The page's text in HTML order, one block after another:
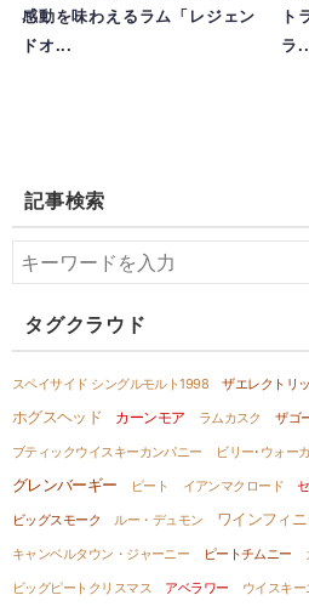
感動を味わえるラム「レジェン
ドオ...
ト
ラ
記事検索
タグクラウド
スペイサイド シングルモルト1998 ザエレクトリ
ホグスヘッド カーンモア ラムカスク
ザゴ
ブティックウイスキーカンパニー
ビリー･ウォー
グレンバーギー ピート イアンマクロード
ビッグスモーク
ルー・デュモン ワインフィ
キャンベルタウン・ジャーニー
ピートチムニー
ビッグピートクリスマス
アベラワー ウイスキ